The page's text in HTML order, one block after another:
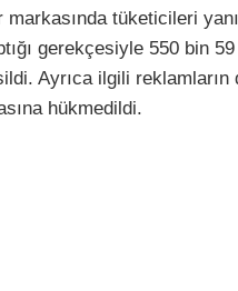
tüketicileri
gerekçesiyle 550 bin
Ayrıca ilgili reklamların
hükmedildi.